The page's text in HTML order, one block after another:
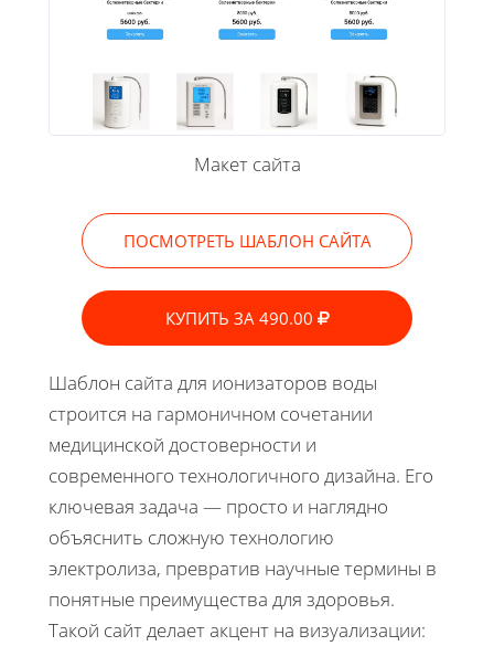
Макет сайта
ПОСМОТРЕТЬ ШАБЛОН САЙТА
КУПИТЬ ЗА 490.00
Шаблон сайта для ионизаторов воды
строится на гармоничном сочетании
медицинской достоверности и
современного технологичного дизайна. Его
ключевая задача — просто и наглядно
объяснить сложную технологию
электролиза, превратив научные термины в
понятные преимущества для здоровья.
Такой сайт делает акцент на визуализации: